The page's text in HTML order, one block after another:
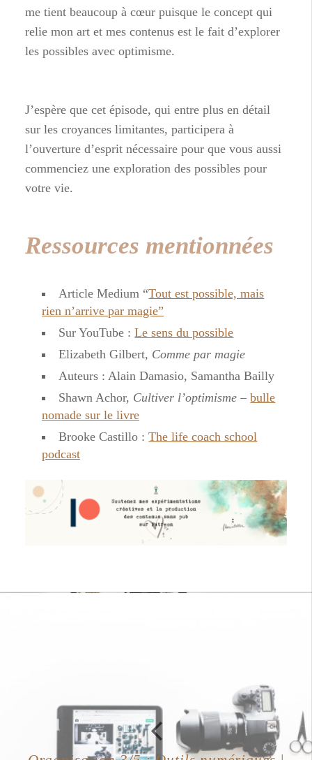
me tient beaucoup à cœur puisque le concept qui
relie mon art et mes contenus est le fait d’explorer
les possibles avec optimisme.
J’espère que cet épisode, qui entre plus en détail
sur les croyances limitantes, participera à
l’ouverture d’esprit nécessaire pour que vous aussi
commenciez une exploration des possibles pour
votre vie.
Ressources mentionnées
Article Medium “Tout est possible, mais
rien n’arrive par magie”
Sur YouTube :Le sens du possible
Elizabeth Gilbert, Comme par magie
Auteurs : Alain Damasio, Samantha Bailly
Shawn Achor, Cultiver l’optimisme –bulle
nomade sur le livre
Brooke Castillo :The life coach school
podcast